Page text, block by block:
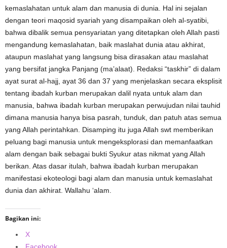
kemaslahatan untuk alam dan manusia di dunia. Hal ini sejalan
dengan teori maqosid syariah yang disampaikan oleh al-syatibi,
bahwa dibalik semua pensyariatan yang ditetapkan oleh Allah pasti
mengandung kemaslahatan, baik maslahat dunia atau akhirat,
ataupun maslahat yang langsung bisa dirasakan atau maslahat
yang bersifat jangka Panjang (ma’alaat). Redaksi “taskhir” di dalam
ayat surat al-hajj, ayat 36 dan 37 yang menjelaskan secara eksplisit
tentang ibadah kurban merupakan dalil nyata untuk alam dan
manusia, bahwa ibadah kurban merupakan perwujudan nilai tauhid
dimana manusia hanya bisa pasrah, tunduk, dan patuh atas semua
yang Allah perintahkan. Disamping itu juga Allah swt memberikan
peluang bagi manusia untuk mengeksplorasi dan memanfaatkan
alam dengan baik sebagai bukti Syukur atas nikmat yang Allah
berikan. Atas dasar itulah, bahwa ibadah kurban merupakan
manifestasi ekoteologi bagi alam dan manusia untuk kemaslahat
dunia dan akhirat . Wallahu ‘alam.
Bagikan ini:
X